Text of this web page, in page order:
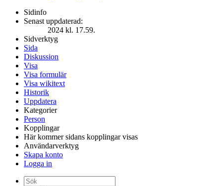
Sidinfo
Senast uppdaterad:
2024 kl. 17.59.
Sidverktyg
Sida
Diskussion
Visa
Visa formulär
Visa wikitext
Historik
Uppdatera
Kategorier
Person
Kopplingar
Här kommer sidans kopplingar visas
Användarverktyg
Skapa konto
Logga in